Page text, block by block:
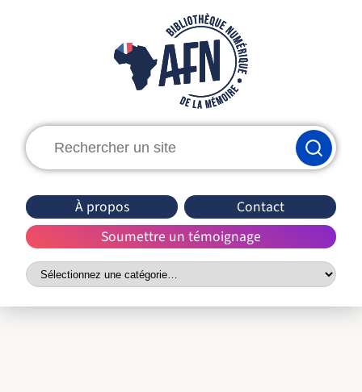
Rechercher
:
À propos
Contact
Soumettre un témoignage